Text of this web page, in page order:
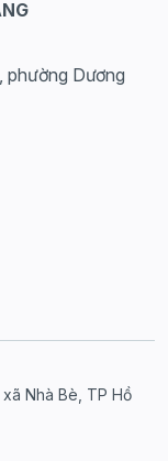
phường Dương
Nhà Bè, TP Hồ